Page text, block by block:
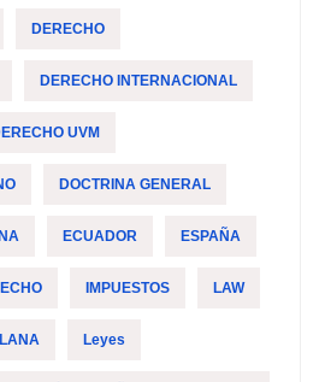
DERECHO
DERECHO INTERNACIONAL
UVM
DOCTRINA GENERAL
ECUADOR ESPAÑA
IMPUESTOS LAW
Leyes